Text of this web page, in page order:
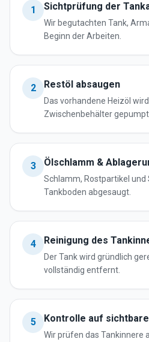
1 Sichtprüfung der
Wir begutachten Tank,
Beginn der Arbeiten.
2 Restöl absaugen
Das vorhandene Heizöl
Zwischenbehälter
3 Ölschlamm &
Schlamm, Rostpartikel
Tankboden abgesaugt.
4 Reinigung des
Der Tank wird gründlich
vollständig entfernt.
5 Kontrolle auf
Wir prüfen das Tankinnere